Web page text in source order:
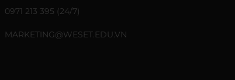
0971 213 395 (24/7)
MARKETING@WESET.EDU.VN